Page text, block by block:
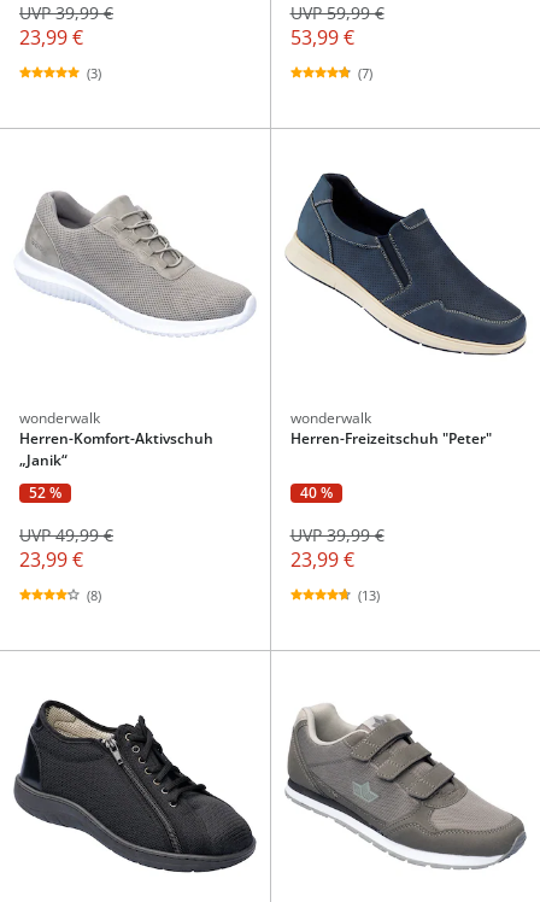
23,99 €
UVP 39,99 €
(3)
53,99 €
UVP 59,99 €
(7)
wonderwalk
Herren-Komfort-Aktivschuh
„Janik“
52 %
23,99 €
UVP 49,99 €
(8)
wonderwalk
Herren-Freizeitschuh "Peter"
40 %
23,99 €
UVP 39,99 €
(13)